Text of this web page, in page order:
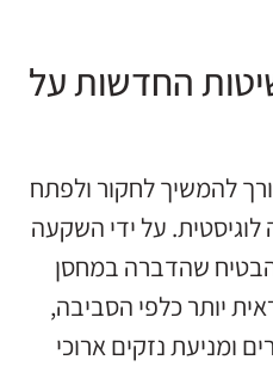
החדשות על
להמשיך לחקור ולפתח
על ידי השקעה
שהדברה במחסן
יותר כלפי הסביבה,
ומניעת נזקים ארוכי